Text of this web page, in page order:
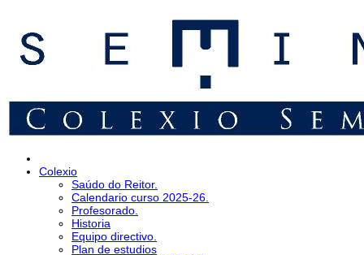
Colexio
Saúdo do Reitor.
Calendario curso 2025-26.
Profesorado.
Historia
Equipo directivo.
Plan de estudios